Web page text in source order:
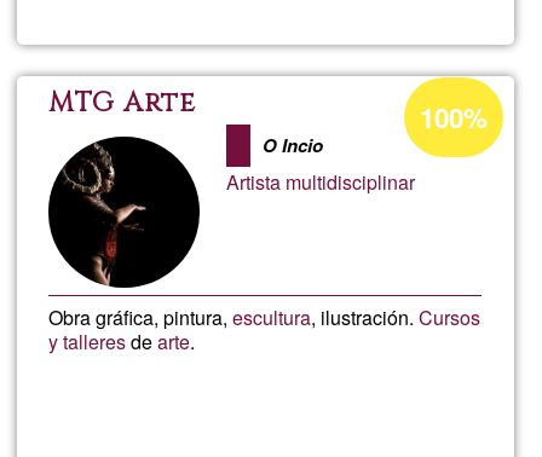
de
Pintura
MTG Arte
O Incio
Artista multidisciplinar
Obra gráfica, pintura,escultura, ilustración.Cursos
y talleresdearte.
Porcentaje
de
aceptación
de
100%